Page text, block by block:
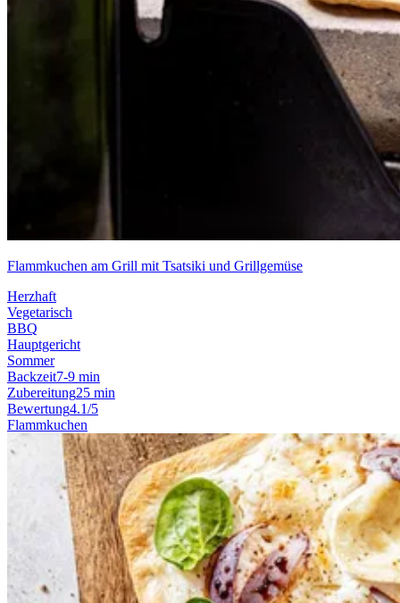
Flammkuchen am Grill mit Tsatsiki und Grillgemüse
Herzhaft
Vegetarisch
BBQ
Hauptgericht
Sommer
Backzeit7-9 min
Zubereitung25 min
Bewertung4.1/5
Flammkuchen